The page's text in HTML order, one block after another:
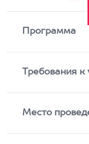
Программа
Требования к
Место